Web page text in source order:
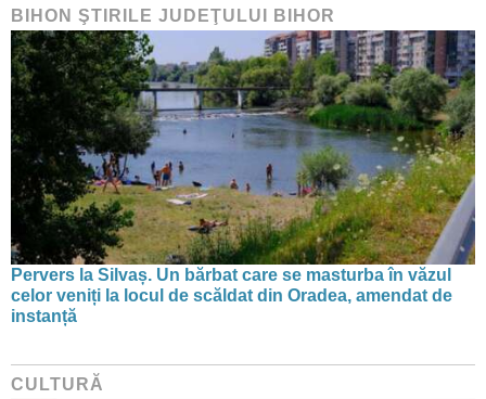
BIHON ŞTIRILE JUDEŢULUI BIHOR
Pervers la Silvaș. Un bărbat care se masturba în văzul
celor veniți la locul de scăldat din Oradea, amendat de
instanță
CULTURĂ